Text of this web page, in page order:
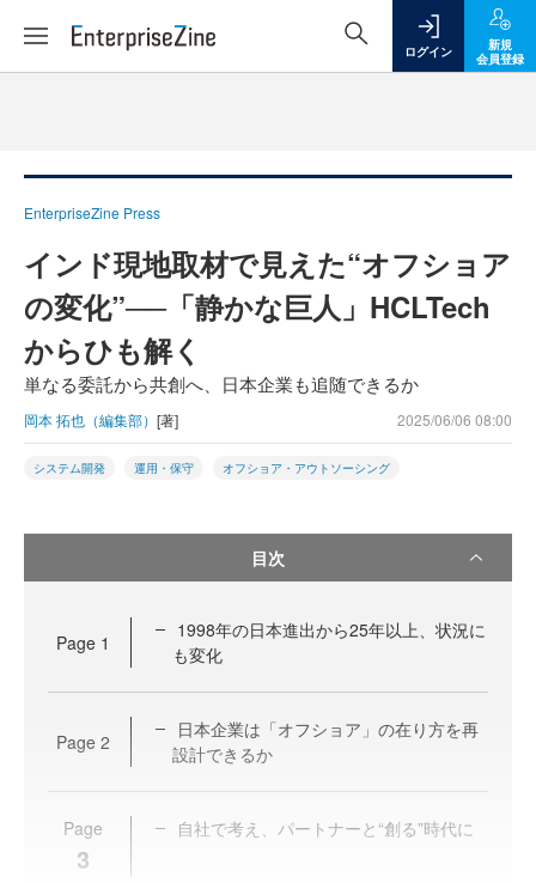
ログイン
新規
会員登録
EnterpriseZine Press
インド現地取材で見えた“オフショア
の変化”──「静かな巨人」HCLTech
からひも解く
単なる委託から共創へ、日本企業も追随できるか
岡本 拓也（編集部） [著] 2025/06/06 08:00
システム開発 運用・保守 オフショア・アウトソーシング
目次
Page 1
1998年の日本進出から25年以上、状況に
も変化
Page 2
日本企業は「オフショア」の在り方を再
設計できるか
Page
3
自社で考え、パートナーと“創る”時代に